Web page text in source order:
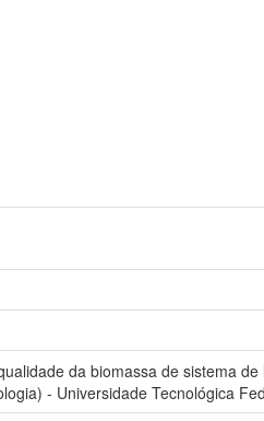
da biomassa de sistema
- Universidade Tecnológica